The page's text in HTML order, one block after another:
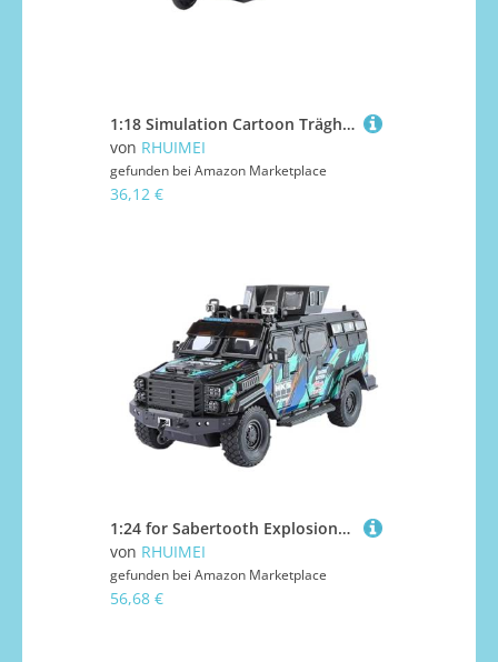
1:18 Simulation Cartoon Trägheit Express Post Dreirad Auto for Mitnehmen Junge Spielzeugauto Modell Exquisite(Black)
von RHUIMEI
gefunden bei Amazon Marketplace
36,12 €
1:24 for Sabertooth Explosionsgeschütztes Druckgussmodell Aus Automobillegierung(Blue)
von RHUIMEI
gefunden bei Amazon Marketplace
56,68 €